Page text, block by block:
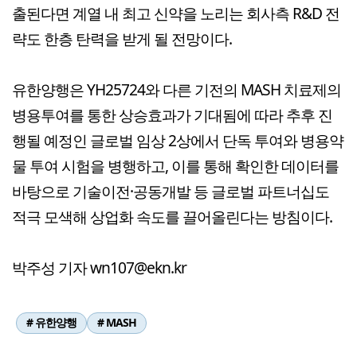
출된다면 계열 내 최고 신약을 노리는 회사측 R&D 전
략도 한층 탄력을 받게 될 전망이다.
유한양행은 YH25724와 다른 기전의 MASH 치료제의
병용투여를 통한 상승효과가 기대됨에 따라 추후 진
행될 예정인 글로벌 임상 2상에서 단독 투여와 병용약
물 투여 시험을 병행하고, 이를 통해 확인한 데이터를
바탕으로 기술이전·공동개발 등 글로벌 파트너십도
적극 모색해 상업화 속도를 끌어올린다는 방침이다.
박주성 기자 wn107@ekn.kr
# 유한양행 # MASH